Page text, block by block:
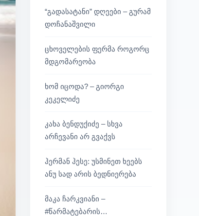
“გადასატანი” დღეები – გურამ
დოჩანაშვილი
ცხოველების ფერმა როგორც
მდგომარეობა
ხომ იცოდა? – გიორგი
კეკელიძე
კახა ბენდუქიძე – სხვა
არჩევანი არ გვაქვს
ჰერმან ჰესე: უსმინეთ ხეებს
ანუ სად არის ბედნიერება
მაკა ჩარკვიანი –
#წარმატებარის…